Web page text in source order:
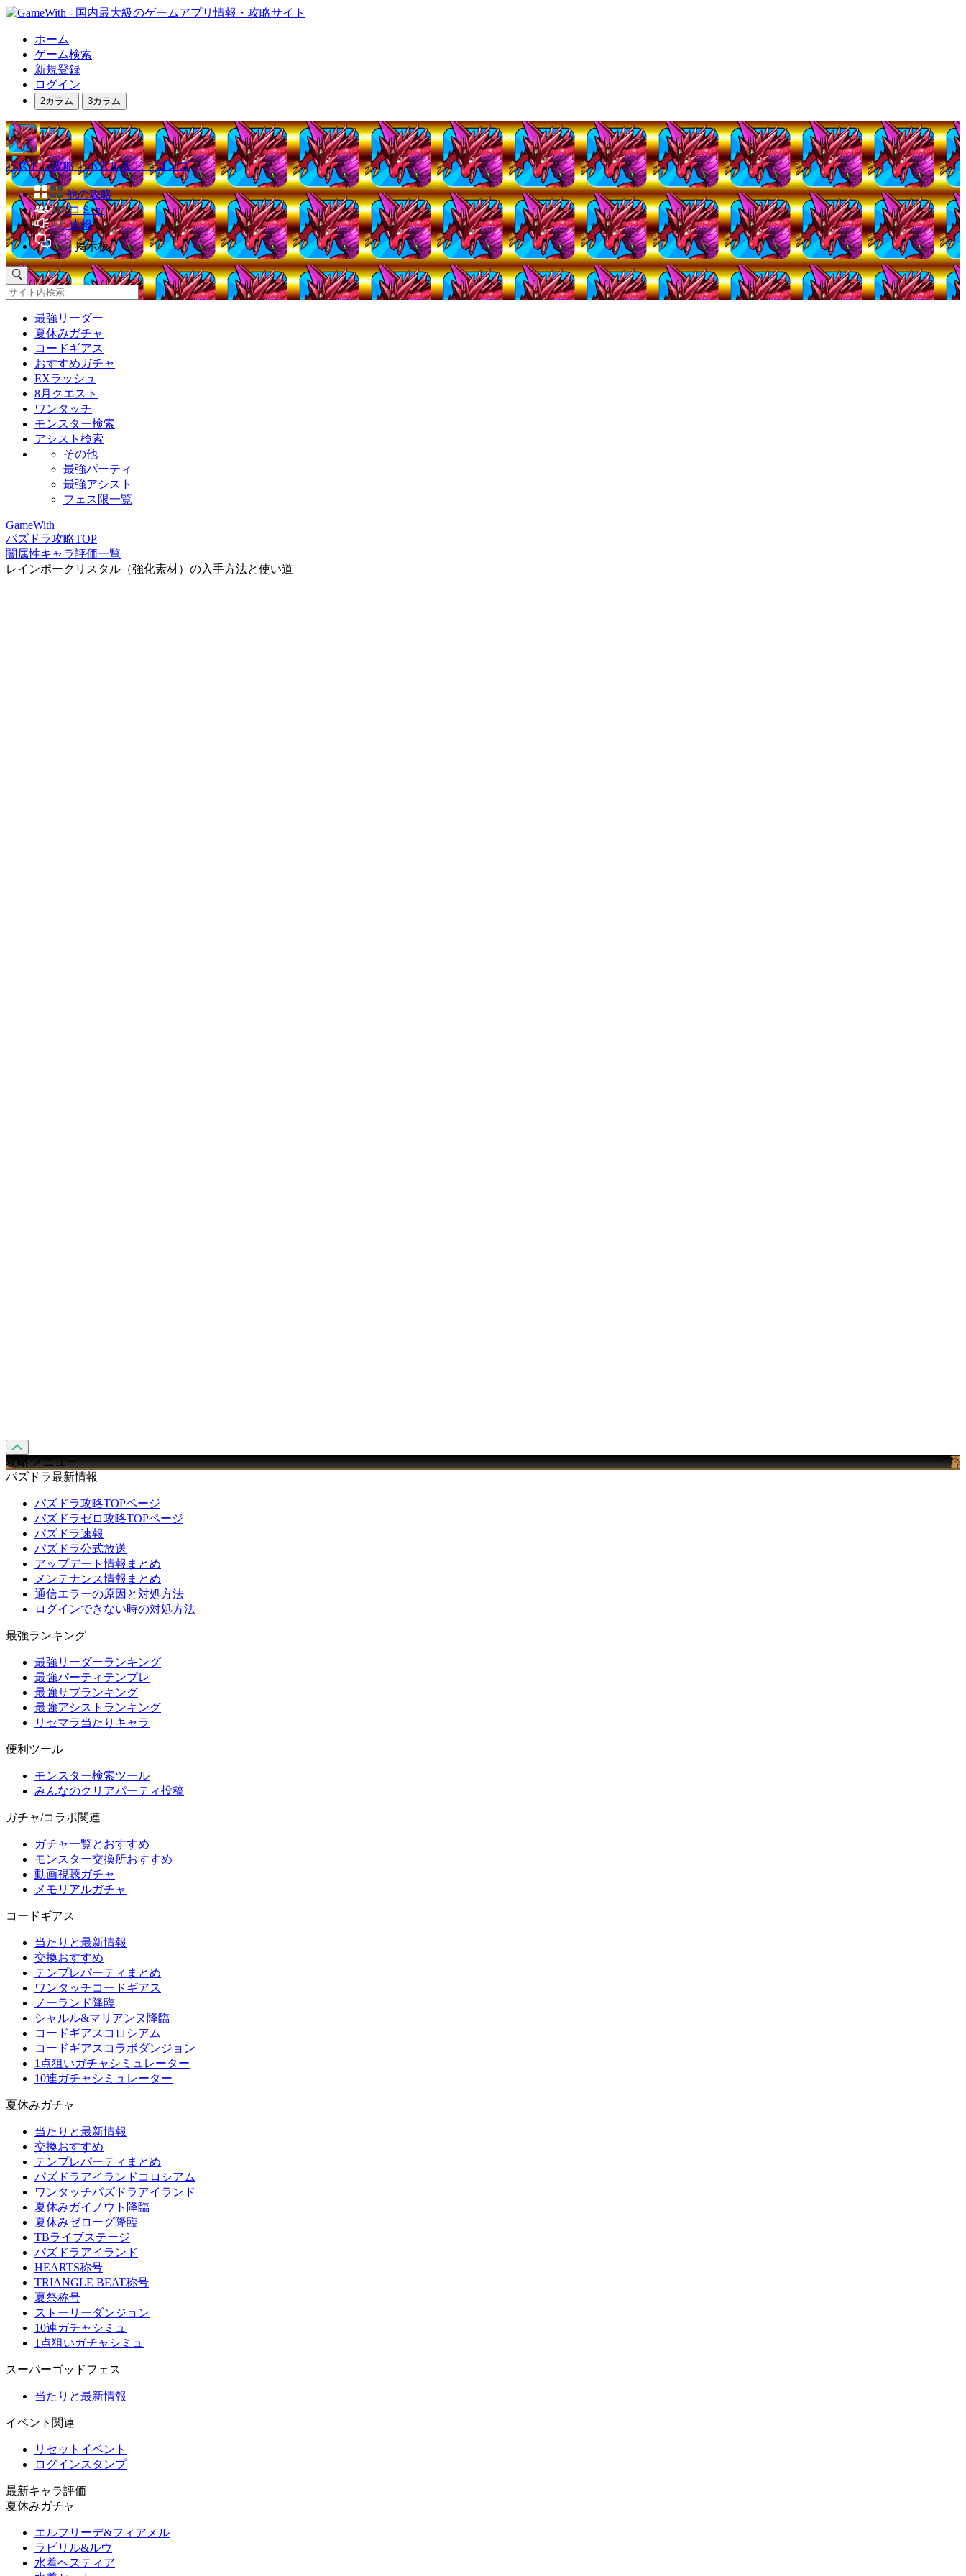
ホーム
ゲーム検索
新規登録
ログイン
2カラム 3カラム
パズドラ攻略｜パズル＆ドラゴンズ
他の攻略
コミュ
速報
掲示板
最強リーダー
夏休みガチャ
コードギアス
おすすめガチャ
EXラッシュ
8月クエスト
ワンタッチ
モンスター検索
アシスト検索
その他
最強パーティ
最強アシスト
フェス限一覧
GameWith
パズドラ攻略TOP
闇属性キャラ評価一覧
レインボークリスタル（強化素材）の入手方法と使い道
攻略 メニュー
パズドラ最新情報
パズドラ攻略TOPページ
パズドラゼロ攻略TOPページ
パズドラ速報
パズドラ公式放送
アップデート情報まとめ
メンテナンス情報まとめ
通信エラーの原因と対処方法
ログインできない時の対処方法
最強ランキング
最強リーダーランキング
最強パーティテンプレ
最強サブランキング
最強アシストランキング
リセマラ当たりキャラ
便利ツール
モンスター検索ツール
みんなのクリアパーティ投稿
ガチャ/コラボ関連
ガチャ一覧とおすすめ
モンスター交換所おすすめ
動画視聴ガチャ
メモリアルガチャ
コードギアス
当たりと最新情報
交換おすすめ
テンプレパーティまとめ
ワンタッチコードギアス
ノーランド降臨
シャルル&マリアンヌ降臨
コードギアスコロシアム
コードギアスコラボダンジョン
1点狙いガチャシミュレーター
10連ガチャシミュレーター
夏休みガチャ
当たりと最新情報
交換おすすめ
テンプレパーティまとめ
パズドラアイランドコロシアム
ワンタッチパズドラアイランド
夏休みガイノウト降臨
夏休みゼローグ降臨
TBライブステージ
パズドラアイランド
HEARTS称号
TRIANGLE BEAT称号
夏祭称号
ストーリーダンジョン
10連ガチャシミュ
1点狙いガチャシミュ
スーパーゴッドフェス
当たりと最新情報
イベント関連
リセットイベント
ログインスタンプ
最新キャラ評価
夏休みガチャ
エルフリーデ&フィアメル
ラビリル&ルウ
水着ヘスティア